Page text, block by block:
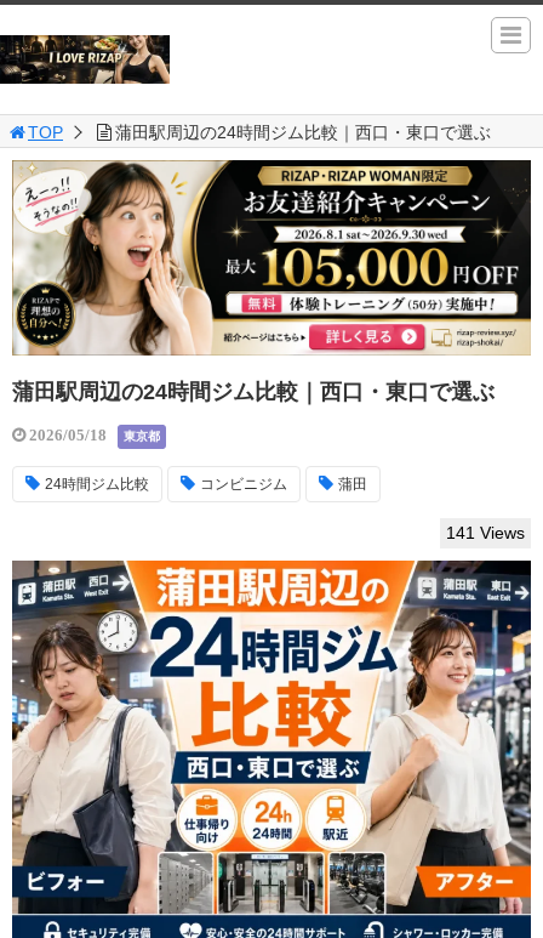
TOP 蒲田駅周辺の24時間ジム比較｜西口・東口で選ぶ
蒲田駅周辺の24時間ジム比較｜西口・東口で選ぶ
2026/05/18 東京都
24時間ジム比較 コンビニジム 蒲田
141 Views